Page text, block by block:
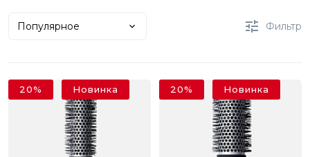
Популярное Фильтр
20% Новинка 20% Новинка